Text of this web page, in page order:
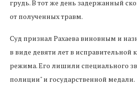
грудь. В тот же день задержанный
от полученных травм.
Суд признал Рахаева виновным и
в виде девяти лет в исправительной
режима. Его лишили специального
полиции" и государственной медали.